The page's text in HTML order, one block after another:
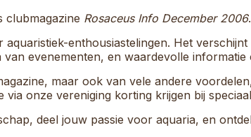
Rosaceus Info December 2006.
enthousiastelingen. Het
evenementen, en waardevolle
maar ook van vele andere
onze vereniging korting krijgen bij
deel jouw passie voor aquaria, en